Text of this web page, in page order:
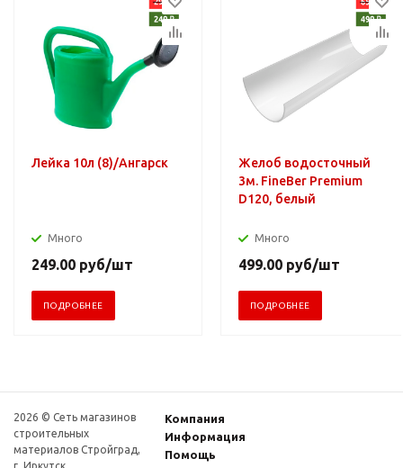
Лейка 10л (8)/Ангарск
Много
249.00 руб/шт
ПОДРОБНЕЕ
Желоб водосточный
3м. FineBer Premium
D120, белый
Много
499.00 руб/шт
ПОДРОБНЕЕ
2026 © Сеть магазинов
строительных
материалов Стройград,
Компания
Информация
Помощь